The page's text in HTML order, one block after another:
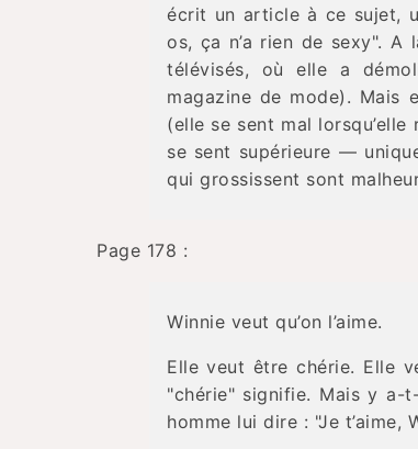
écrit un article à ce sujet,
os, ça n’a rien de sexy".
télévisés, où elle a
magazine de mode). Mais
(elle se sent mal
se sent supérieure —
qui grossissent sont
Page 178 :
Winnie veut qu’on l’aime.
Elle veut être chérie. Elle
"chérie" signifie. Mais y a-
homme lui dire : "Je t’aime,